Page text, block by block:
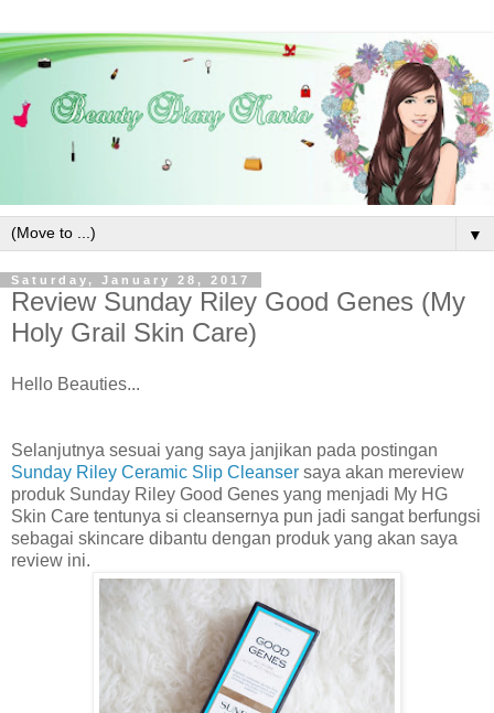
▼
Saturday, January 28, 2017
Review Sunday Riley Good Genes (My
Holy Grail Skin Care)
Hello Beauties...
Selanjutnya sesuai yang saya janjikan pada postingan
Sunday Riley Ceramic Slip Cleanser saya akan mereview
produk Sunday Riley Good Genes yang menjadi My HG
Skin Care tentunya si cleansernya pun jadi sangat berfungsi
sebagai skincare dibantu dengan produk yang akan saya
review ini.